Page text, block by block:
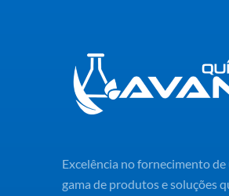
Excelência no fornecimento de
gama de produtos e soluções